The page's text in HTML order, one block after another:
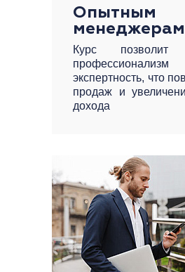
Опытным
менеджерам
Курс позволит
экспертность, что
продаж и
дохода